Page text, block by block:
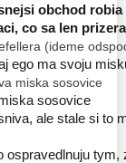
obchod
co sa len
(ideme
ego ma svoju
miska sosovice
sosovice
ale stale si to
tym,